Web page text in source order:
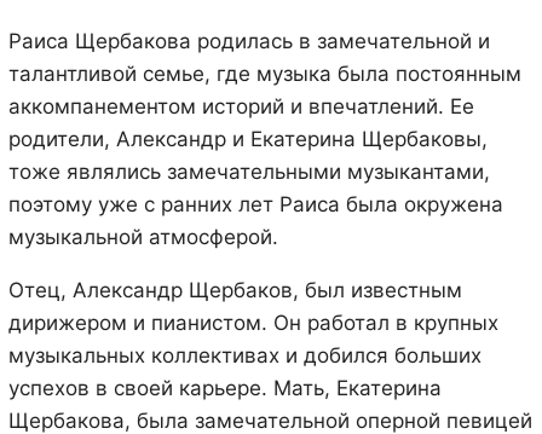
Раиса Щербакова родилась в замечательной и
талантливой семье, где музыка была постоянным
аккомпанементом историй и впечатлений. Ее
родители, Александр и Екатерина Щербаковы,
тоже являлись замечательными музыкантами,
поэтому уже с ранних лет Раиса была окружена
музыкальной атмосферой.
Отец, Александр Щербаков, был известным
дирижером и пианистом. Он работал в крупных
музыкальных коллективах и добился больших
успехов в своей карьере. Мать, Екатерина
Щербакова, была замечательной оперной певицей